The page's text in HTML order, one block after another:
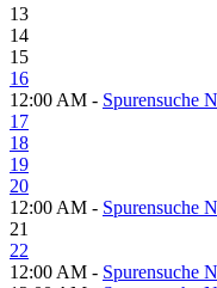
13
14
15
16
12:00 AM - Spurensuche
17
18
19
20
12:00 AM - Spurensuche
21
22
12:00 AM - Spurensuche